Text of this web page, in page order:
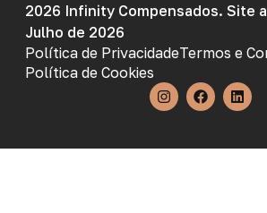
2026 Infinity Compensados. Site
Julho de 2026
Política de PrivacidadeTermos e
Política de Cookies